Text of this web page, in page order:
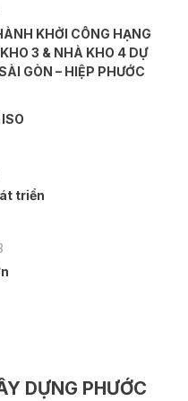
KHỞI CÔNG HẠNG
3 & NHÀ KHO 4 DỰ
GÒN – HIỆP PHƯỚC
triển
DỰNG PHƯỚC